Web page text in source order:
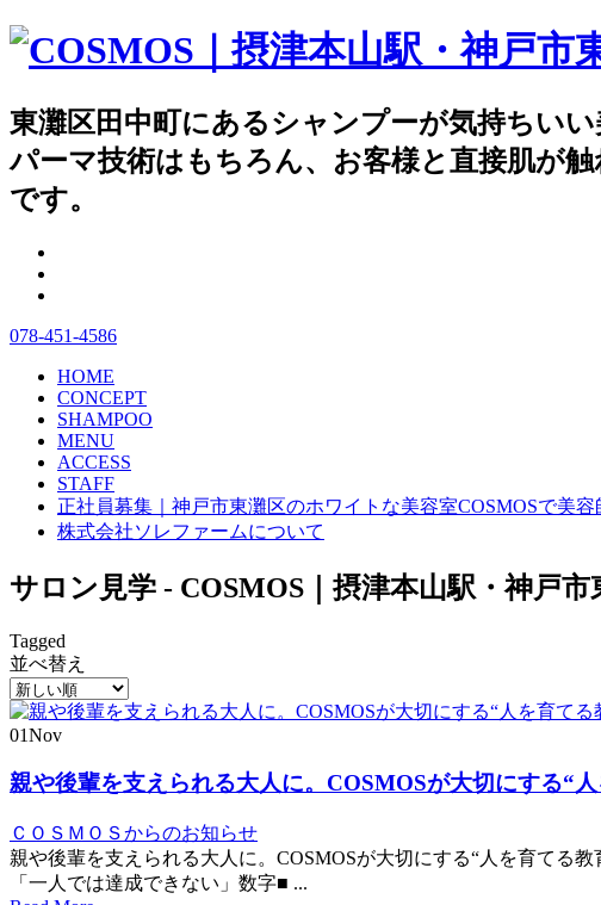
東灘区田中町にあるシャンプーが気
パーマ技術はもちろん、お客様と直接肌が
です。
078-451-4586
HOME
CONCEPT
SHAMPOO
MENU
ACCESS
STAFF
正社員募集｜神戸市東灘区のホワイトな美容室COSMOSで美
株式会社ソレファームについて
サロン見学 - COSMOS｜摂津本山駅・神戸
Tagged
並べ替え
01Nov
親や後輩を支えられる大人に。COSMOSが大切にする“
ＣＯＳＭＯＳからのお知らせ
親や後輩を支えられる大人に。COSMOSが大切にする“人を育てる
「一人では達成できない」数字■ ...